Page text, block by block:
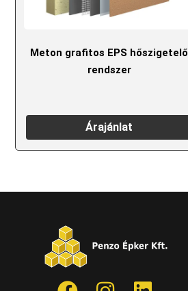
Meton grafitos EPS hőszigetelő
rendszer
Árajánlat